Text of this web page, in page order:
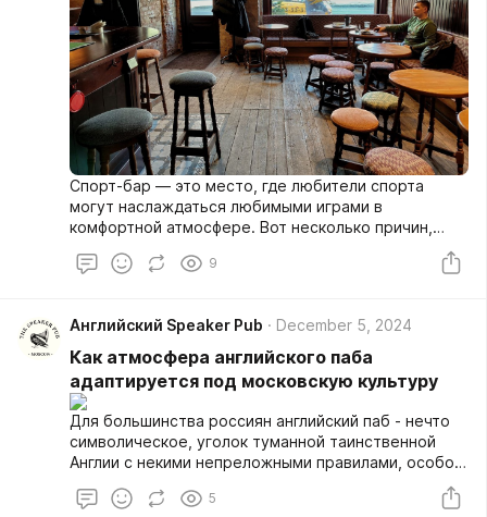
Спорт-бар — это место, где любители спорта
могут наслаждаться любимыми играми в
комфортной атмосфере. Вот несколько причин,
альтернативой посещению стадионов.
9
Английский Speaker Pub December 5, 2024
Как атмосфера английского паба
адаптируется под московскую культуру
Для большинства россиян английский паб - нечто
символическое, уголок туманной таинственной
Англии с некими непреложными правилами, особой
требующее для посещения специальных манер и
5